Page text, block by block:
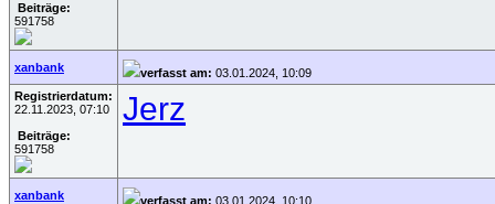
Beiträge:
591758
xanbank verfasst am: 03.01.2024, 10:09
Registrierdatum:
22.11.2023, 07:10
Beiträge:
591758
Jerz
xanbank verfasst am: 03.01.2024, 10:10